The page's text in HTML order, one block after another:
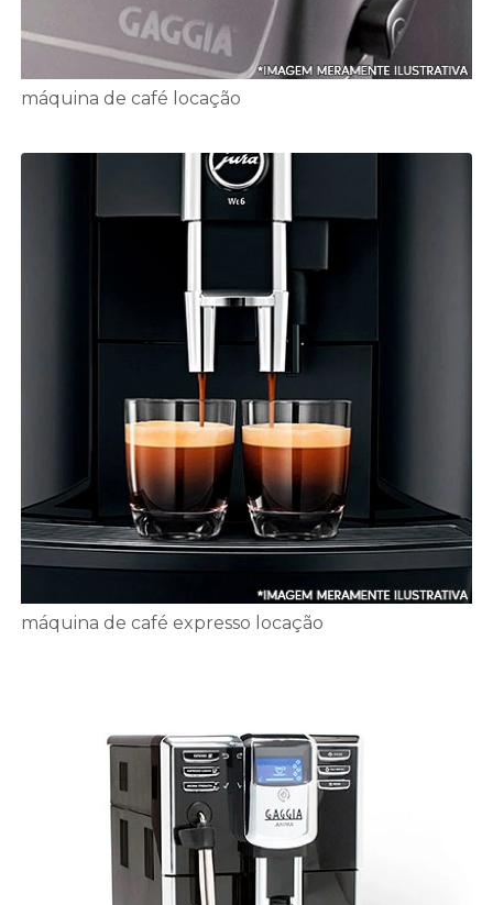
máquina de café locação
máquina de café expresso locação